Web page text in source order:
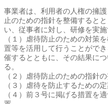
事業者は、利用者の人権の擁
止のための指針を整備すると
い、従事者に対し、研修を実
（１）虐待防止のための対策
置等を活用して行うことがで
催するとともに、その結果に
る。
（２）虐待防止のための指針
（３）虐待を防止するための
（４）前３号に掲げる措置を